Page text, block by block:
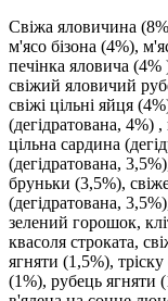
Свіжа яловичина
м'ясо бізона (4%),
печінка яловича (4%
свіжий яловичий
свіжі цільні яйця
(дегідратована, 4%)
цільна сардина
(дегідратована,
бруньки (3,5%),
(дегідратована,
зелений горошок,
квасоля строката,
ягняти (1,5%),
(1%), рубець ягняти